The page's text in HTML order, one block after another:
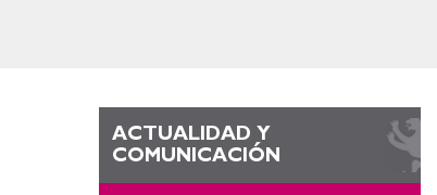
ACTUALIDAD Y
COMUNICACIÓN